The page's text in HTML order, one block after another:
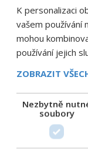
K personalizaci
vašem používání
mohou
používání jejich
ZOBRAZIT
Nezbytně
soubory